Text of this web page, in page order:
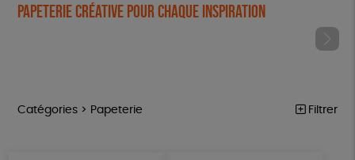
Papeterie créative pour chaque inspiration
Catégories > Papeterie Filtrer